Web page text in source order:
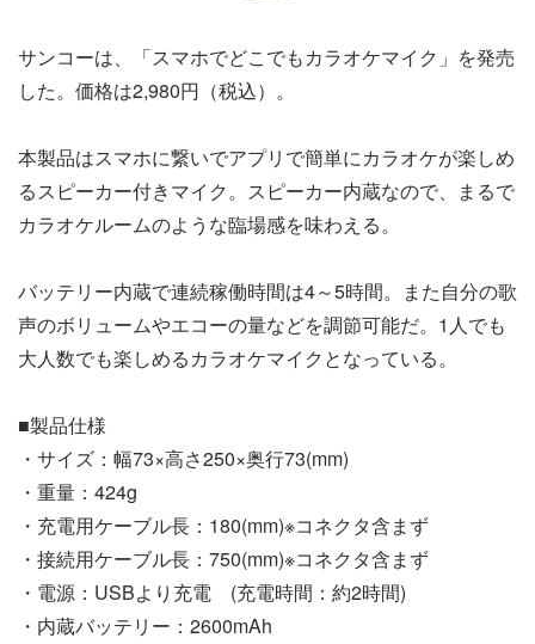
サンコーは、「スマホでどこでもカラオケマイク」を発売
した。価格は2,980円（税込）。
本製品はスマホに繋いでアプリで簡単にカラオケが楽しめ
るスピーカー付きマイク。スピーカー内蔵なので、まるで
カラオケルームのような臨場感を味わえる。
バッテリー内蔵で連続稼働時間は4～5時間。また自分の歌
声のボリュームやエコーの量などを調節可能だ。1人でも
大人数でも楽しめるカラオケマイクとなっている。
■製品仕様
・サイズ：幅73×高さ250×奥行73(mm)
・重量：424g
・充電用ケーブル長：180(mm)※コネクタ含まず
・接続用ケーブル長：750(mm)※コネクタ含まず
・電源：USBより充電 (充電時間：約2時間)
・内蔵バッテリー：2600mAh